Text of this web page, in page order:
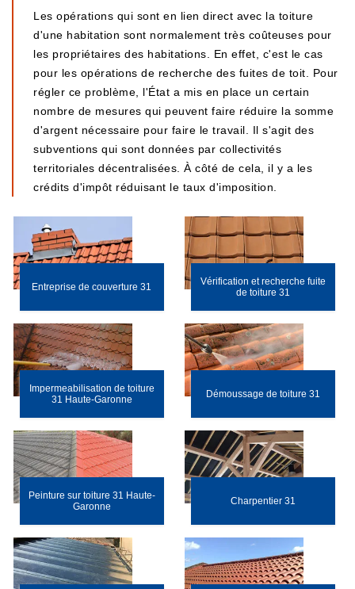
Les opérations qui sont en lien direct avec la toiture
d'une habitation sont normalement très coûteuses pour
les propriétaires des habitations. En effet, c'est le cas
pour les opérations de recherche des fuites de toit. Pour
régler ce problème, l'État a mis en place un certain
nombre de mesures qui peuvent faire réduire la somme
d'argent nécessaire pour faire le travail. Il s'agit des
subventions qui sont données par collectivités
territoriales décentralisées. À côté de cela, il y a les
crédits d'impôt réduisant le taux d'imposition.
Entreprise de couverture 31
Vérification et recherche fuite
de toiture 31
Impermeabilisation de toiture
31 Haute-Garonne
Démoussage de toiture 31
Peinture sur toiture 31 Haute-
Garonne
Charpentier 31